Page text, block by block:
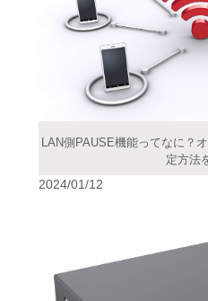
LAN側PAUSE機能ってなに？
定方法
2024/01/12